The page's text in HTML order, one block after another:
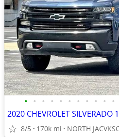
• • • • • • • • • • •
2020 CHEVROLET SILVERADO
8/5 170k mi NORTH